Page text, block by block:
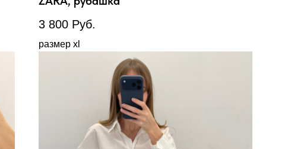
3 800 Руб.
размер xl